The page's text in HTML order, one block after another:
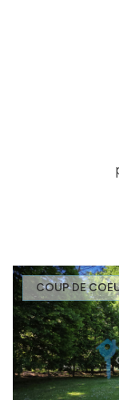
N’hésitez à nous
ACHAT – VENTE –
COUP DE